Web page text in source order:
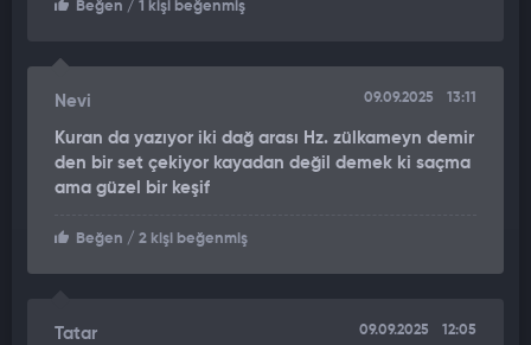
Beğen / 1 kişi beğenmiş
Nevi 09.09.2025 13:11
Kuran da yazıyor iki dağ arası Hz. zülkameyn demir
den bir set çekiyor kayadan değil demek ki saçma
ama güzel bir keşif
Beğen / 2 kişi beğenmiş
Tatar 09.09.2025 12:05